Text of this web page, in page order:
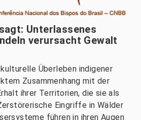
Unterlassenes
verursacht Gewalt
Überleben indigener
Zusammenhang mit der
ihrer Territorien, die sie als
Eingriffe in Wälder
führen in ihren Augen